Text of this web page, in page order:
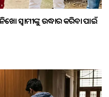
ସ୍ବାମୀଙ୍କୁ ଉଦ୍ଧାର କରିବା ପାଇଁ